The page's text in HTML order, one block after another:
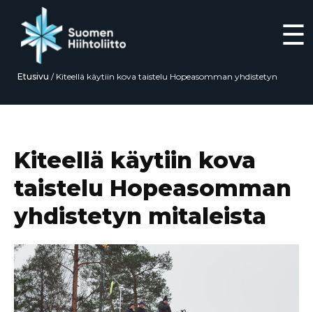
☰
Etusivu / Kiteellä käytiin kova taistelu Hopeasomman yhdistetyn
Kiteellä käytiin kova
taistelu Hopeasomman
yhdistetyn mitaleista